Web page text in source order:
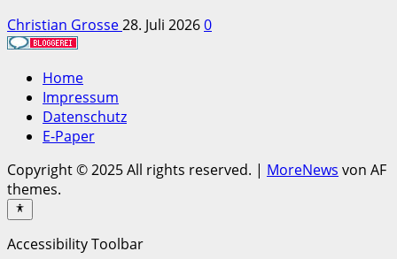
Christian Grosse28. Juli 20260
Home
Impressum
Datenschutz
E-Paper
Copyright © 2025 All rights reserved. | MoreNews von AF
themes.
Accessibility Toolbar